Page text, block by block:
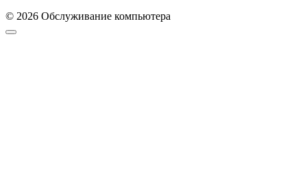
© 2026 Обслуживание компьютера